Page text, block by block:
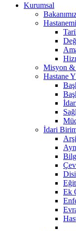
Kurumsal
Misyon
Hastane
İdari
Ek